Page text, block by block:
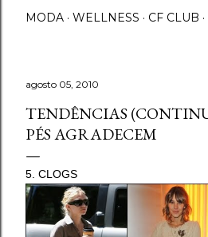
MODA WELLNESS CF CLUB
agosto 05, 2010
TENDÊNCIAS
PÉS AGRADECEM
5. CLOGS